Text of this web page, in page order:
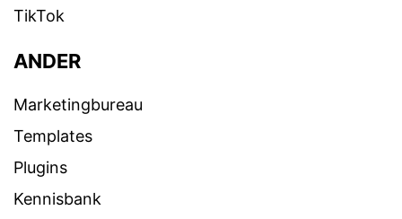
TikTok
ANDER
Marketingbureau
Templates
Plugins
Kennisbank